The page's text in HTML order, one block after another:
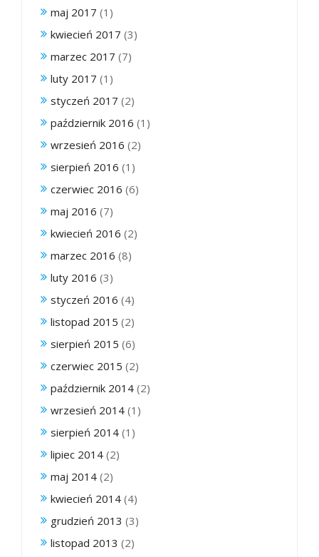
maj 2017 (1)
kwiecień 2017 (3)
marzec 2017 (7)
luty 2017 (1)
styczeń 2017 (2)
październik 2016 (1)
wrzesień 2016 (2)
sierpień 2016 (1)
czerwiec 2016 (6)
maj 2016 (7)
kwiecień 2016 (2)
marzec 2016 (8)
luty 2016 (3)
styczeń 2016 (4)
listopad 2015 (2)
sierpień 2015 (6)
czerwiec 2015 (2)
październik 2014 (2)
wrzesień 2014 (1)
sierpień 2014 (1)
lipiec 2014 (2)
maj 2014 (2)
kwiecień 2014 (4)
grudzień 2013 (3)
listopad 2013 (2)